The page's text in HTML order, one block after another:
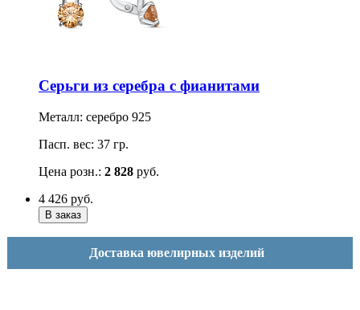
Серьги из серебра с фианитами
Металл: серебро 925
Пасп. вес: 37 гр.
Цена розн.: 2 828 руб.
4 426 руб.
Доставка ювелирных изделий